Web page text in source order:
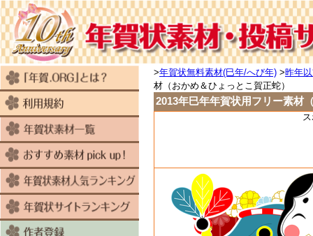
>年賀状無料素材(巳年/へび年) >昨年
材（おかめ＆ひょっとこ賀正蛇）
2013年巳年年賀状用フリー素材